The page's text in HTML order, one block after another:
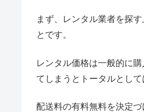
まず、レンタル業者を探
とです。
レンタル価格は一般的に
てしまうとトータルとし
配送料の有料無料を決定